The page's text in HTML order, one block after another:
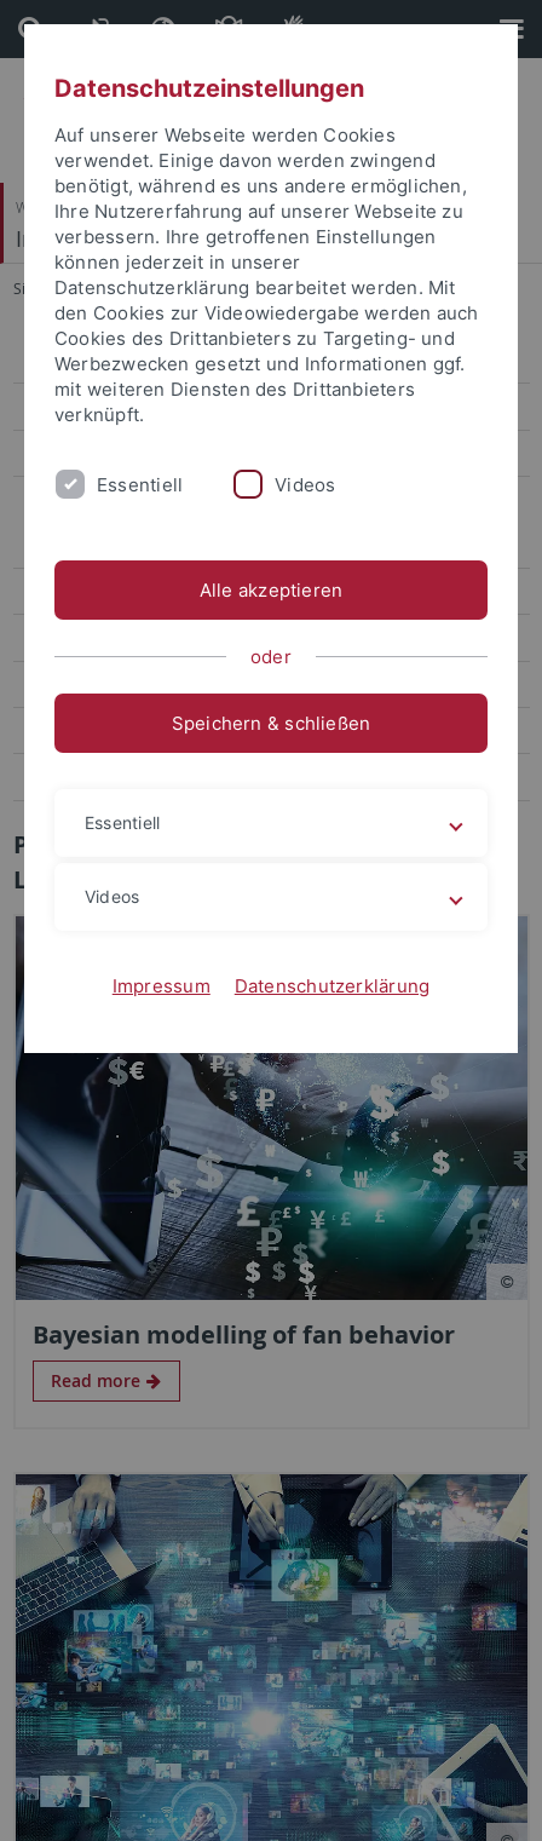
Direkt
zum
Inhalt
Direkt
zur
Fußleiste
Wirtschafts- und Sozialwissenschaftliche Fakultät
Institut für Sportwissenschaft
Sie sind hier: Startseite ... Projects
People
Institutions
Projects
Natural language processing
Talent identification and development
Projects of the Data Science and Sports
Lab
Bayesian modelling of fan behavior
Read more
Datenschutzeinstellungen
Auf unserer Webseite werden Cookies
verwendet. Einige davon werden zwingend
benötigt, während es uns andere ermöglichen,
Ihre Nutzererfahrung auf unserer Webseite zu
verbessern. Ihre getroffenen Einstellungen
können jederzeit in unserer
Datenschutzerklärung bearbeitet werden. Mit
den Cookies zur Videowiedergabe werden auch
Cookies des Drittanbieters zu Targeting- und
Werbezwecken gesetzt und Informationen ggf.
mit weiteren Diensten des Drittanbieters
verknüpft.
Essentiell Videos
Alle akzeptieren
oder
Speichern & schließen
Essentiell
Videos
Impressum Datenschutzerklärung